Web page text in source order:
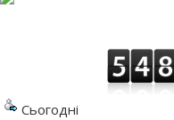
Сьогодні